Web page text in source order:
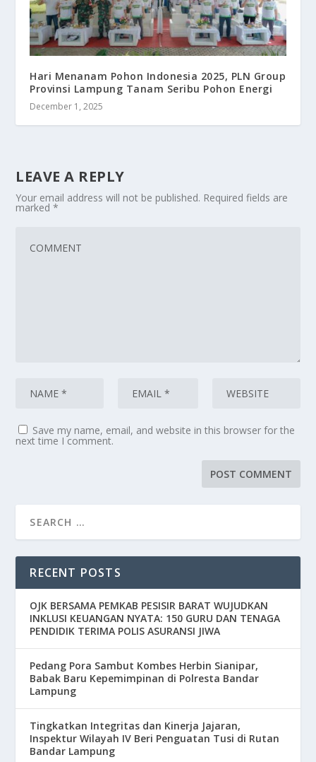
Hari Menanam Pohon Indonesia 2025, PLN Group
Provinsi Lampung Tanam Seribu Pohon Energi
December 1, 2025
LEAVE A REPLY
Your email address will not be published. Required fields are
marked*
Save my name, email, and website in this browser for the
next time I comment.
RECENT POSTS
OJK BERSAMA PEMKAB PESISIR BARAT WUJUDKAN
INKLUSI KEUANGAN NYATA: 150 GURU DAN TENAGA
PENDIDIK TERIMA POLIS ASURANSI JIWA
Pedang Pora Sambut Kombes Herbin Sianipar,
Babak Baru Kepemimpinan di Polresta Bandar
Lampung
Tingkatkan Integritas dan Kinerja Jajaran,
Inspektur Wilayah IV Beri Penguatan Tusi di Rutan
Bandar Lampung